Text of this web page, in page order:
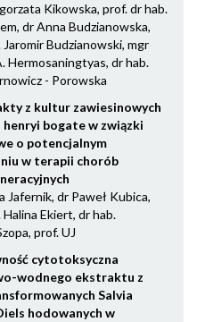
Kikowska, prof. dr hab.
dr Anna Budzianowska,
Jaromir Budzianowski, mgr
Hermosaningtyas, dr hab.
- Porowska
z kultur zawiesinowych
henryi bogate w związki
o potencjalnym
w terapii chorób
Jafernik, dr Paweł Kubica,
Halina Ekiert, dr hab.
prof. UJ
cytotoksyczna
wodnego ekstraktu z
Salvia
hodowanych w